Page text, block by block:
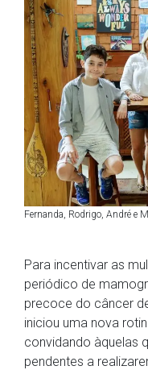
Fernanda, Rodrigo, André e
Para incentivar as
periódico de
precoce do câncer
iniciou uma nova
convidando àquelas
pendentes a